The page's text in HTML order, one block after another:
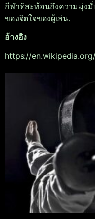
กีฬาที่สะท้อนถึงความมุ่งมั่
ของจิตใจของผู้เล่น.
อ้างอิง
https://